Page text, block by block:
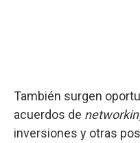
También surgen
acuerdos de
inversiones y otras